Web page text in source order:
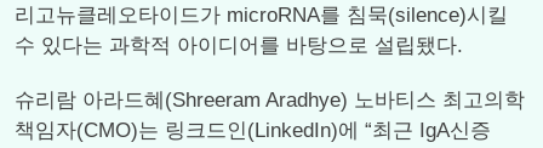
리고뉴클레오타이드가 microRNA를 침묵(silence)시킬
수 있다는 과학적 아이디어를 바탕으로 설립됐다.
슈리람 아라드혜(Shreeram Aradhye) 노바티스 최고의학
책임자(CMO)는 링크드인(LinkedIn)에 “최근 IgA신증